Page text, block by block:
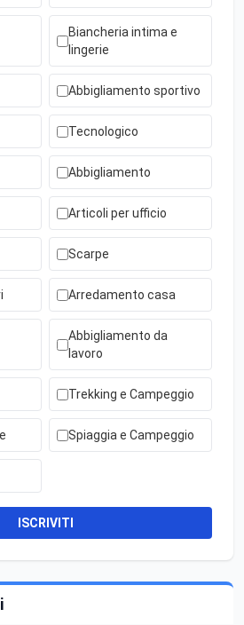
Biancheria intima e
lingerie
Abbigliamento sportivo
Tecnologico
Abbigliamento
Articoli per ufficio
Scarpe
Arredamento casa
Abbigliamento da
lavoro
Trekking e Campeggio
Spiaggia e Campeggio
ISCRIVITI